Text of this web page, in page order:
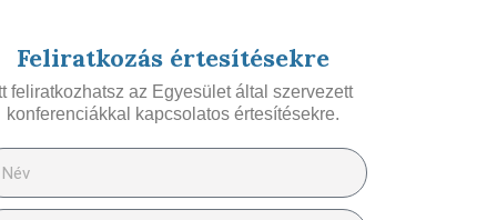
Feliratkozás értesítésekre
feliratkozhatsz az Egyesület által szervezett
konferenciákkal kapcsolatos értesítésekre.